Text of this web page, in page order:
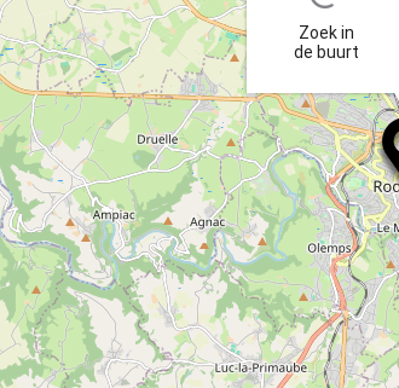
Zoek in
de buurt